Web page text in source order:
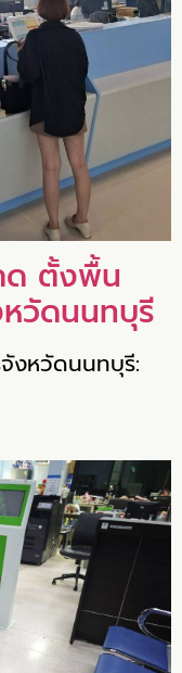
ด ตั้งพื้น
วัดนนทบุรี
งหวัดนนทบุรี: